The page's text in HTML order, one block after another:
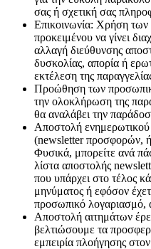
σας ή σχετική σας
Επικοινωνία: Χρήση
προκειμένου να γίνει
αλλαγή διεύθυνσης
δυσκολίας, απορία ή
εκτέλεση της
Προώθηση των
την ολοκλήρωση της
θα αναλάβει την
Αποστολή
(newsletter προσφορών,
Φυσικά, μπορείτε ανά
λίστα αποστολής
που υπάρχει στο τέλος
μηνύματος ή εφόσον
προσωπικό λογαριασμό,
Αποστολή αιτημάτων
βελτιώσουμε τα
εμπειρία πλοήγησης